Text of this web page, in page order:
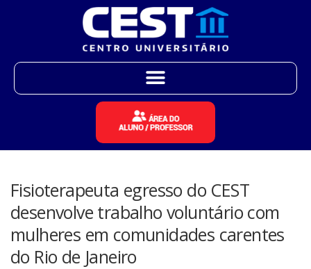
Fisioterapeuta egresso do CEST
desenvolve trabalho voluntário com
mulheres em comunidades carentes
do Rio de Janeiro